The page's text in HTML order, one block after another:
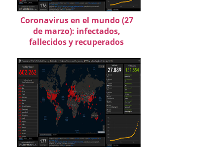
Coronavirus en el mundo (27
de marzo): infectados,
fallecidos y recuperados